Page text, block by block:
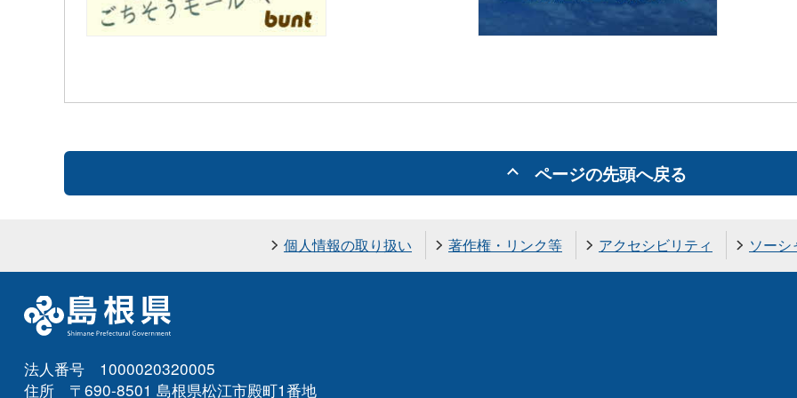
ページの先頭へ戻る
個人情報の取り扱い 著作権・リンク等 アクセシビリティ ソー
法人番号 1000020320005
住所 〒690-8501 島根県松江市殿町1番地